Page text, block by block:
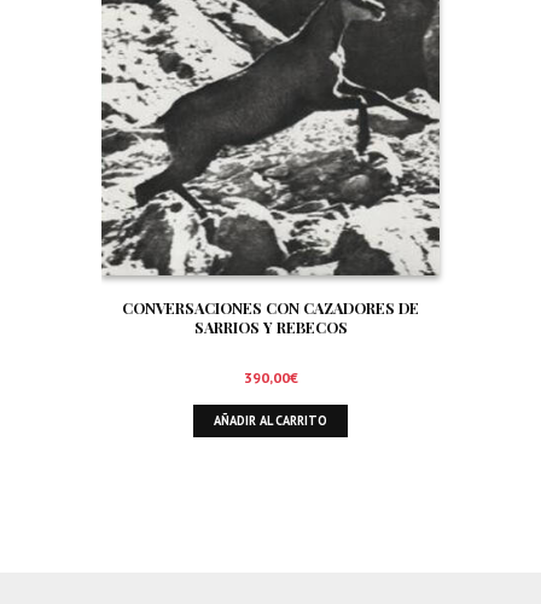
CONVERSACIONES CON CAZADORES DE
SARRIOS Y REBECOS
390,00€
AÑADIR AL CARRITO